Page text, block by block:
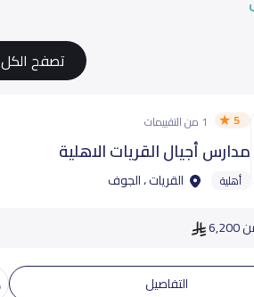
تصفح الكل
5 1 من التقييمات
مدارس أجيال القريات الاهلية
أهلية القريات ، الجوف
التفاصيل